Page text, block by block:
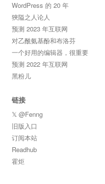
WordPress 的 20 年
狹隘之人论人
预测 2023 年互联网
对乙酰氨基酚和布洛芬
一个好用的编辑器，很重要
预测 2022 年互联网
黑粉儿
链接
𝕏 @Fenng
旧版入口
订阅本站
Readhub
霍炬